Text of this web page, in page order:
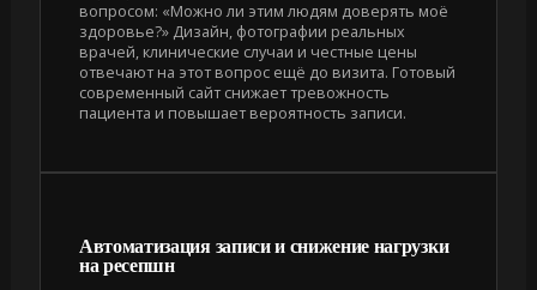
вопросом: «Можно ли этим людям доверять моё
здоровье?» Дизайн, фотографии реальных
врачей, клинические случаи и честные цены
отвечают на этот вопрос ещё до визита. Готовый
современный сайт снижает тревожность
пациента и повышает вероятность записи.
Автоматизация записи и снижение нагрузки
на ресепшн